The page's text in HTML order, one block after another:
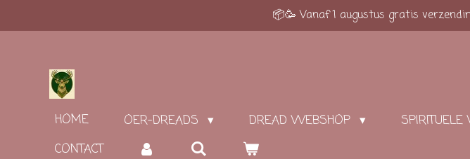
hoofdinhoud
📦🥳 Vanaf 1 augustus gratis
HOME OER-DREADS DREAD WEBSHOP
CONTACT